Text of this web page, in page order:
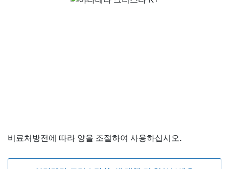
비료처방전에 따라 양을 조절하여 사용하십시오.